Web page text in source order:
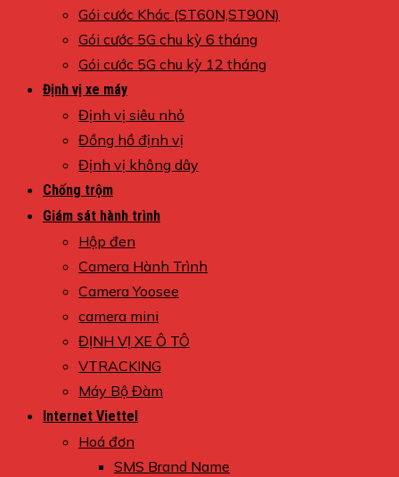
Gói cước Khác (ST60N,ST90N)
Gói cước 5G chu kỳ 6 tháng
Gói cước 5G chu kỳ 12 tháng
Định vị xe máy
Định vị siêu nhỏ
Đồng hồ định vị
Định vị không dây
Chống trộm
Giám sát hành trình
Hộp đen
Camera Hành Trình
Camera Yoosee
camera mini
ĐỊNH VỊ XE Ô TÔ
VTRACKING
Máy Bộ Đàm
Internet Viettel
Hoá đơn
SMS Brand Name